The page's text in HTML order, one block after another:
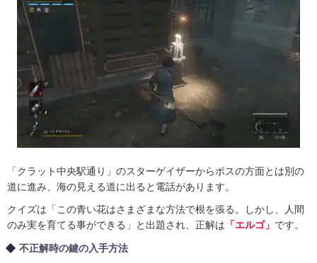
「クラット中央駅通り」のスターゲイザーからボスの方面とは別の
道に進み、海の見える道に出ると電話があります。
クイズは「この青い花はさまざまな方法で根を張る。しかし、人間
のみ実を育てる事ができる」と出題され、正解は 「エルゴ」 です。
不正解時の鍵の入手方法